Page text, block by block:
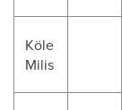
Köle
Milis